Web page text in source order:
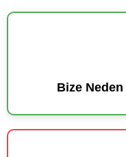
Bize